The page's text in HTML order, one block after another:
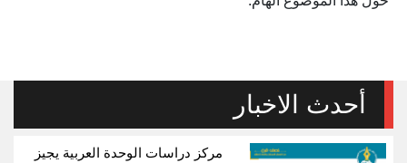
أحدث الاخبار
مركز دراسات الوحدة العربية يجيز